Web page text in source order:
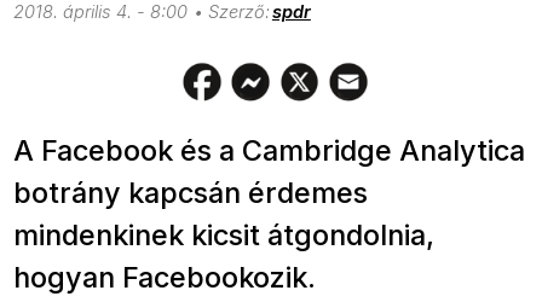
2018. április 4. - 8:00 spdr
A Facebook és a Cambridge Analytica
botrány kapcsán érdemes
mindenkinek kicsit átgondolnia,
hogyan Facebookozik.